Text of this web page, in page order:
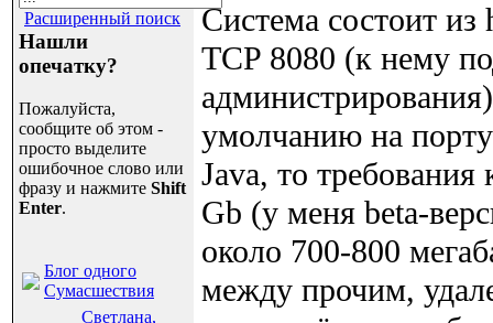
Расширенный поиск
Нашли
опечатку?
Пожалуйста,
сообщите об этом -
просто выделите
ошибочное слово или
фразу и нажмите Shift
Enter.
Блог одного
Сумасшествия
Светлана,
Система состоит
TCP 8080 (к нему
умолчанию на
Java, то
Gb (у меня beta-
около 700-800
между прочим,